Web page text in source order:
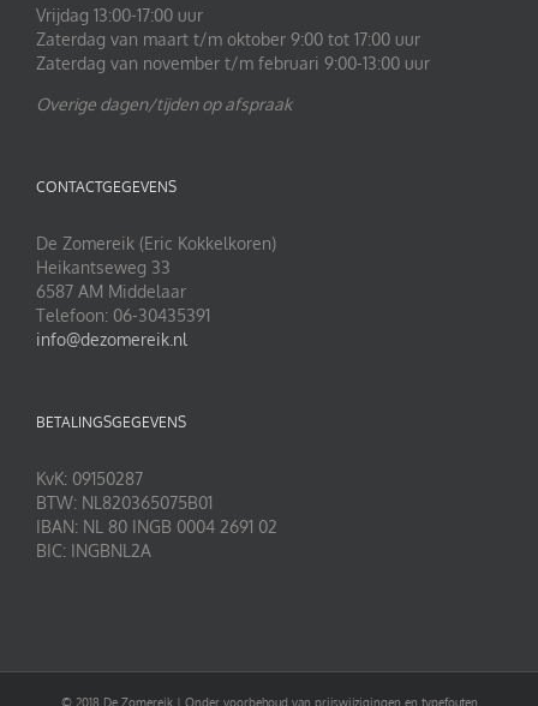
Vrijdag 13:00-17:00 uur
Zaterdag van maart t/m oktober 9:00 tot 17:00 uur
Zaterdag van november t/m februari 9:00-13:00 uur
Overige dagen/tijden op afspraak
CONTACTGEGEVENS
De Zomereik (Eric Kokkelkoren)
Heikantseweg 33
6587 AM Middelaar
Telefoon: 06-30435391
info@dezomereik.nl
BETALINGSGEGEVENS
KvK: 09150287
BTW: NL820365075B01
IBAN: NL 80 INGB 0004 2691 02
BIC: INGBNL2A
© 2018 De Zomereik | Onder voorbehoud van prijswijzigingen en typefouten